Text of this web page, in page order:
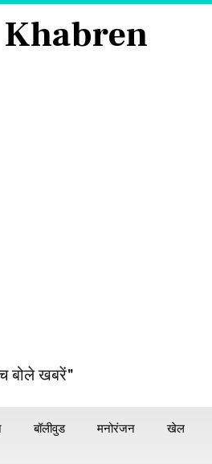
बोले खबरें"
बॉलीवुड मनोरंजन खेल